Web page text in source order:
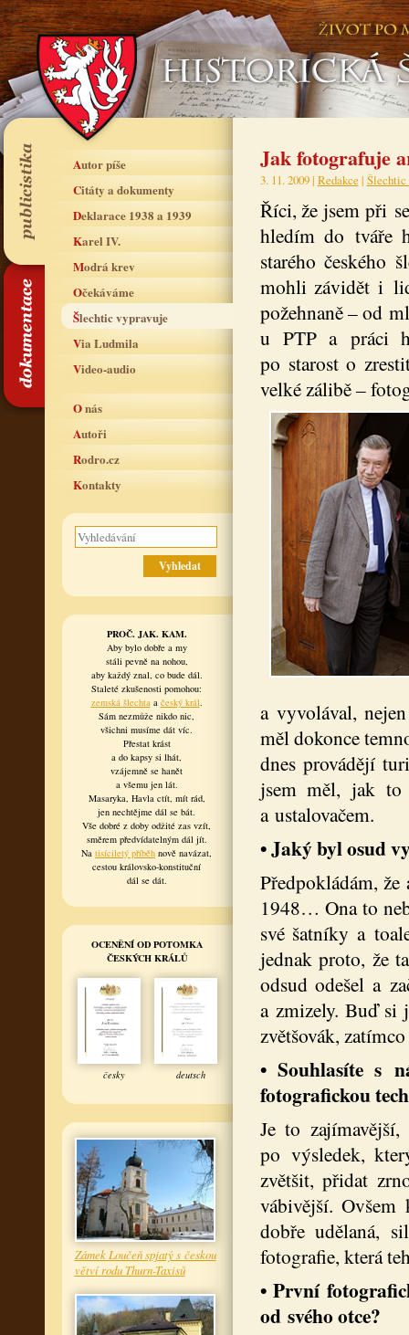
Autor píše
Citáty a dokumenty
Deklarace 1938 a 1939
Karel IV.
Modrá krev
Očekáváme
Šlechtic vypravuje
Via Ludmila
Video-audio
O nás
Autoři
Rodro.cz
Kontakty
PROČ. JAK. KAM.
Aby bylo dobře a my
stáli pevně na nohou,
aby každý znal, co bude dál.
Staleté zkušenosti pomohou:
zemská šlechtaa český král.
Sám nezmůže nikdo nic,
všichni musíme dát víc.
Přestat krást
a do kapsy si lhát,
vzájemně se hanět
a všemu jen lát.
Masaryka, Havla ctít, mít rád,
jen nechtějme dál se bát.
Vše dobré z doby odžité zas vzít,
směrem předvídatelným dál jít.
Na tisíciletý příběh nově navázat,
cestou královsko-konstituční
dál se dát.
OCENĚNÍ OD POTOMKA
ČESKÝCH KRÁLŮ
česky deutsch
Zámek Loučeň spjatý s českou
větví rodu Thurn-Taxisů
Jak fotografuje
3. 11. 2009 | Redakce | Šlechtic
Říci, že jsem při
hledím do tváře
starého českého
mohli závidět i
požehnaně – od
u PTP a práci
po starost o
velké zálibě –
a vyvolával,
měl dokonce
dnes provádějí
jsem měl, jak to
a ustalovačem.
• Jaký byl osud
Předpokládám,
1948… Ona to
své šatníky a
jednak proto, že
odsud odešel a
a zmizely. Buď si
zvětšovák,
• Souhlasíte s
fotografickou
Je to
po výsledek,
zvětšit, přidat
vábivější.
dobře udělaná,
fotografie, která
• První
od svého otce?